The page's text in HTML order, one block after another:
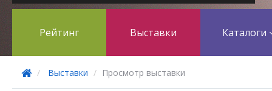
Рейтинг Выставки Каталоги
Выставки Просмотр выставки